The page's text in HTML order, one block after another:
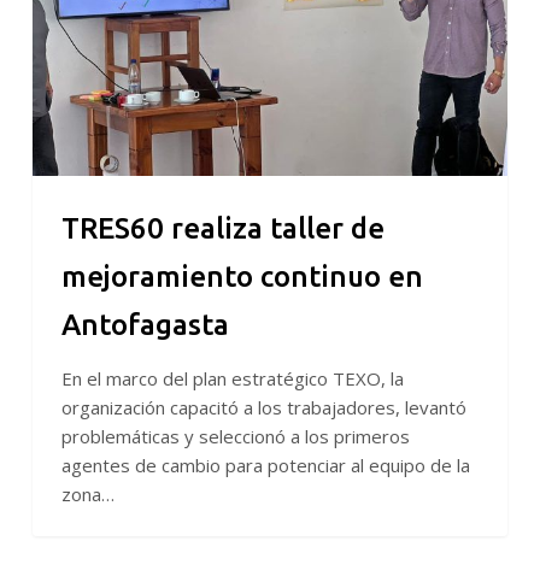
continuo
en
Antofagasta
TRES60 realiza taller de
mejoramiento continuo en
Antofagasta
En el marco del plan estratégico TEXO, la
organización capacitó a los trabajadores, levantó
problemáticas y seleccionó a los primeros
agentes de cambio para potenciar al equipo de la
zona…